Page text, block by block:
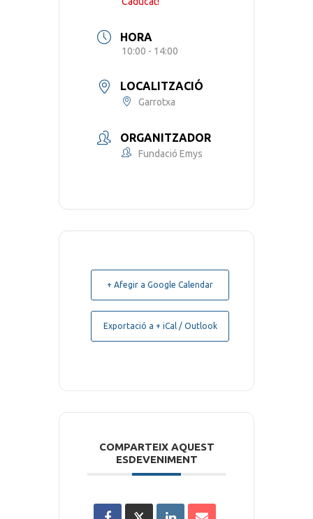
HORA
10:00 - 14:00
LOCALITZACIÓ
Garrotxa
ORGANITZADOR
Fundació Emys
+ Afegir a Google Calendar
Exportació a + iCal / Outlook
COMPARTEIX AQUEST
ESDEVENIMENT